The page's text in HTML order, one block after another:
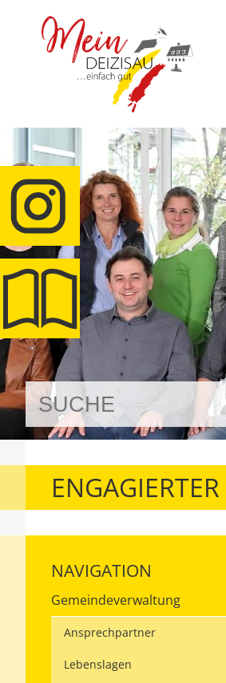
ENGAGIERTER
NAVIGATION
Gemeindeverwaltung
Ansprechpartner
Lebenslagen